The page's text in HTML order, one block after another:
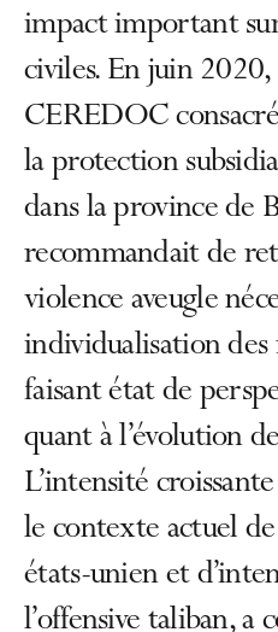
impact important
civiles. En juin
CEREDOC
la protection
dans la province de
recommandait de
violence aveugle
individualisation des
faisant état de
quant à l’évolution
L’intensité
le contexte actuel
états-unien et
l’offensive taliban, a